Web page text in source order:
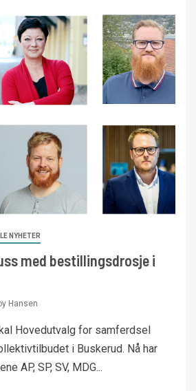
NYHETER
med bestillingsdrosje i
Hansen
Hovedutvalg for samferdsel
i Buskerud. Nå har
AP, SP, SV, MDG...